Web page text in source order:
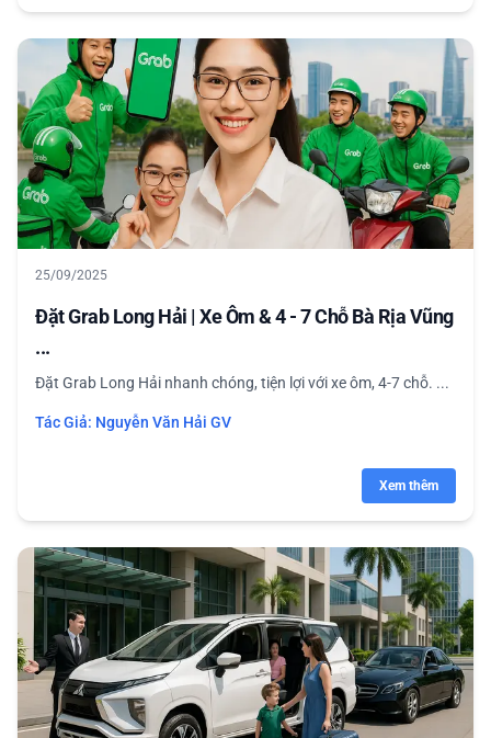
25/09/2025
Đặt Grab Long Hải | Xe Ôm & 4 - 7 Chỗ Bà Rịa Vũng
...
Đặt Grab Long Hải nhanh chóng, tiện lợi với xe ôm, 4-7 chỗ. ...
Tác Giả: Nguyễn Văn Hải GV
Xem thêm